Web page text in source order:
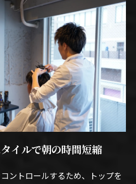
イルで朝の時間短縮
ントロールするため、トップを